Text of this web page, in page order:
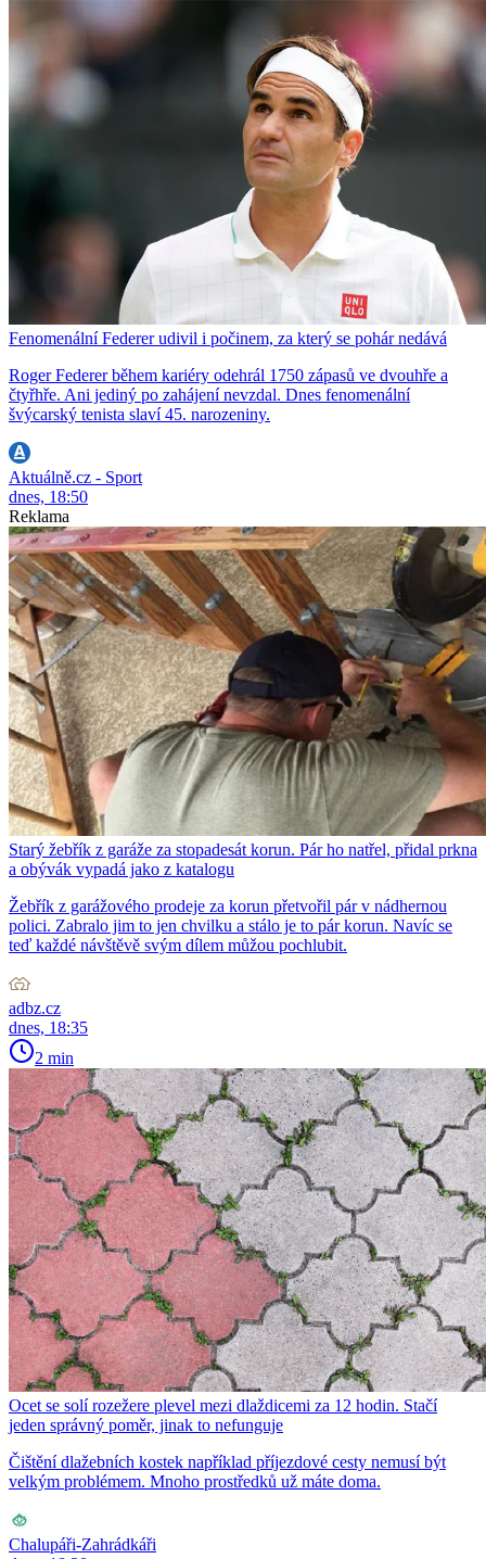
Fenomenální Federer udivil i počinem, za který se pohár nedává
Roger Federer během kariéry odehrál 1750 zápasů ve dvouhře a
čtyřhře. Ani jediný po zahájení nevzdal. Dnes fenomenální
švýcarský tenista slaví 45. narozeniny.
Aktuálně.cz - Sport
dnes, 18:50
Reklama
Starý žebřík z garáže za stopadesát korun. Pár ho natřel, přidal prkna
a obývák vypadá jako z katalogu
Žebřík z garážového prodeje za korun přetvořil pár v nádhernou
polici. Zabralo jim to jen chvilku a stálo je to pár korun. Navíc se
teď každé návštěvě svým dílem můžou pochlubit.
adbz.cz
dnes, 18:35
2 min
Ocet se solí rozežere plevel mezi dlaždicemi za 12 hodin. Stačí
jeden správný poměr, jinak to nefunguje
Čištění dlažebních kostek například příjezdové cesty nemusí být
velkým problémem. Mnoho prostředků už máte doma.
Chalupáři-Zahrádkáři